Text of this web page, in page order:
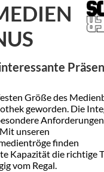
Größe des
geworden. Die
Anforderungen
unseren
finden
Kapazität die richtige
vom Regal.